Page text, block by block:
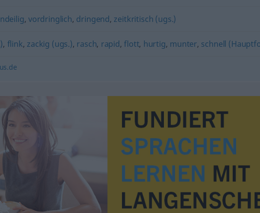
, vordringlich, dringend, zeitkritisch (ugs.)
, flink, zackig (ugs.), rasch, rapid,flott, hurtig, munter, schnell